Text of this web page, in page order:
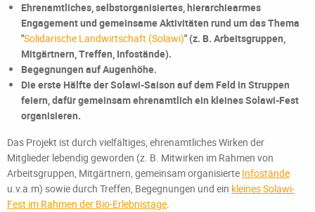
Ehrenamtliches, selbstorganisiertes, hierarchiearmes
Engagement und gemeinsame Aktivitäten rund um das Thema
"Solidarische Landwirtschaft (Solawi)" (z. B. Arbeitsgruppen,
Mitgärtnern, Treffen, Infostände).
Begegnungen auf Augenhöhe.
Die erste Hälfte der Solawi-Saison auf dem Feld in Struppen
feiern, dafür gemeinsam ehrenamtlich ein kleines Solawi-Fest
organisieren.
Das Projekt ist durch vielfältiges, ehrenamtliches Wirken der
Mitglieder lebendig geworden (z. B. Mitwirken im Rahmen von
Arbeitsgruppen, Mitgärtnern, gemeinsam organisierte Infostände
u.v.a.m) sowie durch Treffen, Begegnungen und ein kleines Solawi-
Fest im Rahmen der Bio-Erlebnistage.